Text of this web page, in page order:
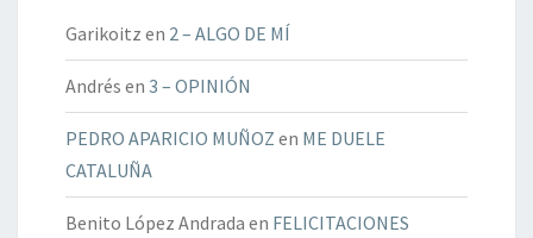
Garikoitz en 2 – ALGO DE MÍ
Andrés en 3 – OPINIÓN
PEDRO APARICIO MUÑOZ en ME DUELE
CATALUÑA
Benito López Andrada en FELICITACIONES